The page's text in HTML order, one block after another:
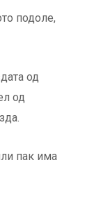
подоле,
од
од
пак има